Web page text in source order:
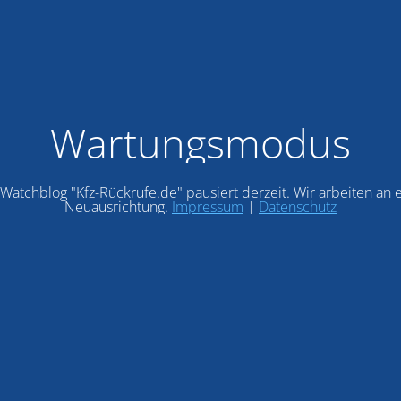
Wartungsmodus
"Kfz-Rückrufe.de" pausiert derzeit. Wir arbeiten an
Neuausrichtung. Impressum | Datenschutz